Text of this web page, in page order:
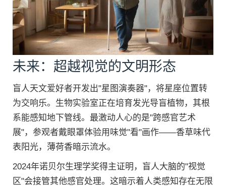
未来：超越视觉的文明形态
盲人天文爱好者开发出"星图演奏器"，将星座位置转
为交响乐。生物实验室正在培育发光导盲植物，其根
系能感知地下管线。最激动人心的是"跨感官艺术
展"，参观者戴眼罩体验用味觉"看"画作——香草味代
表阳光，薄荷香暗示流水。
2024年诺贝尔生理学奖得主证明，盲人大脑的"视觉
区"会接管其他感官处理。这暗示着人类感知存在无限